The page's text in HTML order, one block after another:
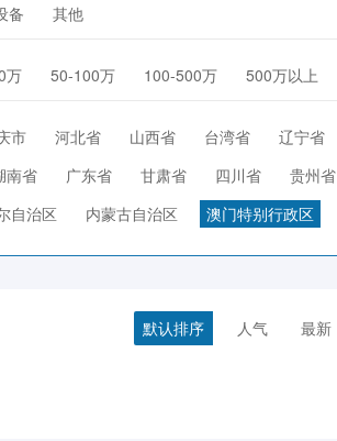
备 其他
万 50-100万 100-500万 500万以上
市 河北省 山西省 台湾省 辽宁省
南省 广东省 甘肃省 四川省 贵州省
自治区 内蒙古自治区 澳门特别行政区
默认排序 人气 最新